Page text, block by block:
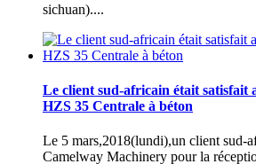
sichuan)....
Le client sud-africain était satisfait
HZS 35 Centrale à béton
Le 5 mars,2018(lundi),un client sud-
Camelway Machinery pour la